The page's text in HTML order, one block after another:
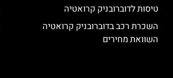
טיסות לדוברובניק קרואטיה
השכרת רכב בדוברובניק קרואטיה
השוואת מחירים